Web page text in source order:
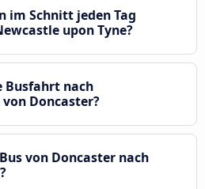
im Schnitt jeden Tag
upon Tyne?
Busfahrt nach
Doncaster?
von Doncaster nach